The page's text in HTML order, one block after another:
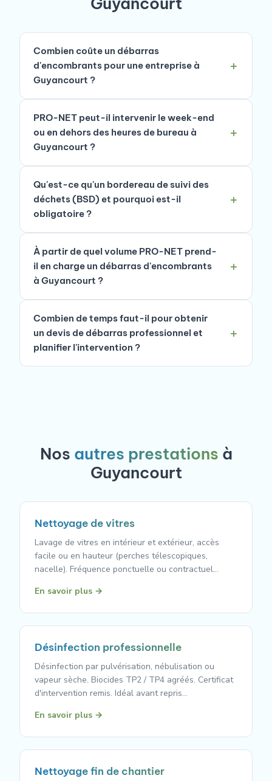
Combien coûte un débarras
d'encombrants pour une entreprise à
Guyancourt ?
PRO-NET peut-il intervenir le week-end
ou en dehors des heures de bureau à
Guyancourt ?
Qu'est-ce qu'un bordereau de suivi des
déchets (BSD) et pourquoi est-il
obligatoire ?
À partir de quel volume PRO-NET prend-
il en charge un débarras d'encombrants
à Guyancourt ?
Combien de temps faut-il pour obtenir
un devis de débarras professionnel et
planifier l'intervention ?
Nos autres prestations à
Guyancourt
Nettoyage de vitres
Lavage de vitres en intérieur et extérieur, accès
facile ou en hauteur (perches télescopiques,
nacelle). Fréquence ponctuelle ou contractuel…
En savoir plus →
Désinfection professionnelle
Désinfection par pulvérisation, nébulisation ou
vapeur sèche. Biocides TP2 / TP4 agréés. Certificat
d'intervention remis. Idéal avant repris…
En savoir plus →
Nettoyage fin de chantier